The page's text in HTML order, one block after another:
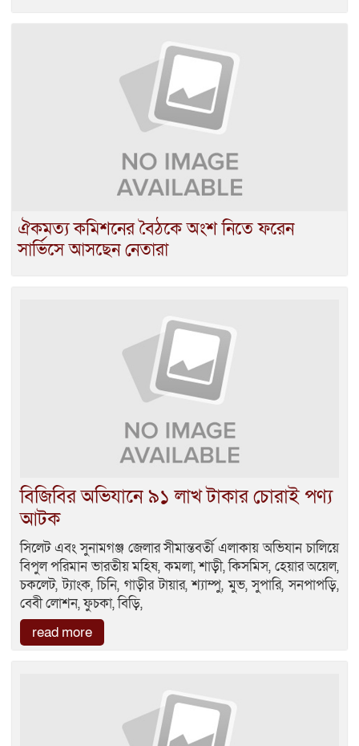
ঐকমত্য কমিশনের বৈঠকে অংশ নিতে ফরেন
সার্ভিসে আসছেন নেতারা
বিজিবির অভিযানে ৯১ লাখ টাকার চোরাই পণ্য
আটক
সিলেট এবং সুনামগঞ্জ জেলার সীমান্তবর্তী এলাকায় অভিযান চালিয়ে
বিপুল পরিমান ভারতীয় মহিষ, কমলা, শাড়ী, কিসমিস, হেয়ার অয়েল,
চকলেট, ট্যাংক, চিনি, গাড়ীর টায়ার, শ্যাম্পু, মুভ, সুপারি, সনপাপড়ি,
বেবী লোশন, ফুচকা, বিড়ি,
read more